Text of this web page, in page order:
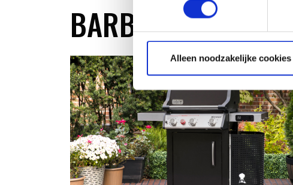
Alleen noodzakelijke cookies
BARBECUE SESSIES